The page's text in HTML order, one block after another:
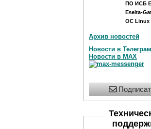
ПО ИСБ
Eselta-
ОС Linux
Архив новостей
Новости в
Новости в MAX